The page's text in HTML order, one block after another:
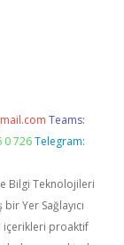
Teams:
0 726 Telegram:
Bilgi Teknolojileri
Yer Sağlayıcı
içerikleri proaktif